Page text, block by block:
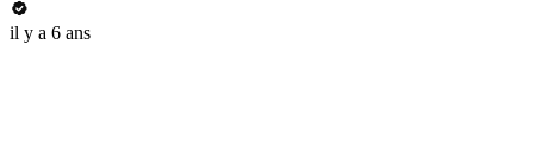
il y a 6 ans